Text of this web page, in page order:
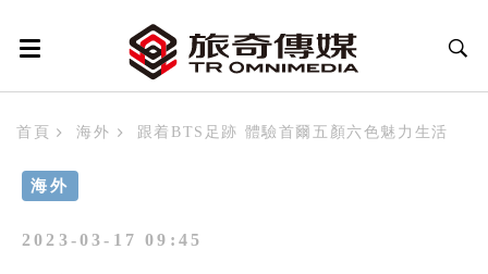
首頁 海外 跟着BTS足跡 體驗首爾五顏六色魅力生活
海外
2023-03-17 09:45